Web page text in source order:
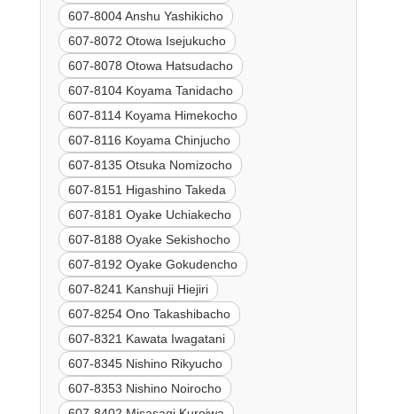
607-8004 Anshu Yashikicho
607-8072 Otowa Isejukucho
607-8078 Otowa Hatsudacho
607-8104 Koyama Tanidacho
607-8114 Koyama Himekocho
607-8116 Koyama Chinjucho
607-8135 Otsuka Nomizocho
607-8151 Higashino Takeda
607-8181 Oyake Uchiakecho
607-8188 Oyake Sekishocho
607-8192 Oyake Gokudencho
607-8241 Kanshuji Hiejiri
607-8254 Ono Takashibacho
607-8321 Kawata Iwagatani
607-8345 Nishino Rikyucho
607-8353 Nishino Noirocho